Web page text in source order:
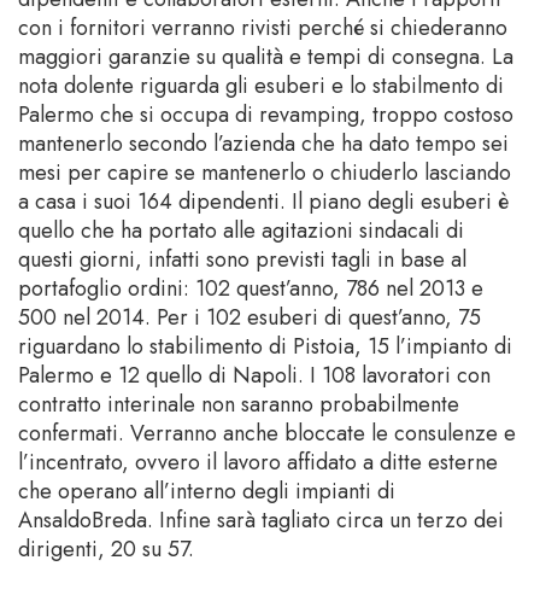
con i fornitori verranno rivisti perché si chiederanno
maggiori garanzie su qualità e tempi di consegna. La
nota dolente riguarda gli esuberi e lo stabilmento di
Palermo che si occupa di revamping, troppo costoso
mantenerlo secondo l’azienda che ha dato tempo sei
mesi per capire se mantenerlo o chiuderlo lasciando
a casa i suoi 164 dipendenti. Il piano degli esuberi è
quello che ha portato alle agitazioni sindacali di
questi giorni, infatti sono previsti tagli in base al
portafoglio ordini: 102 quest’anno, 786 nel 2013 e
500 nel 2014. Per i 102 esuberi di quest’anno, 75
riguardano lo stabilimento di Pistoia, 15 l’impianto di
Palermo e 12 quello di Napoli. I 108 lavoratori con
contratto interinale non saranno probabilmente
confermati. Verranno anche bloccate le consulenze e
l’incentrato, ovvero il lavoro affidato a ditte esterne
che operano all’interno degli impianti di
AnsaldoBreda. Infine sarà tagliato circa un terzo dei
dirigenti, 20 su 57.